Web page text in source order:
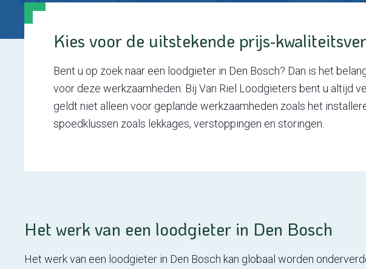
Kies voor de uitstekende prijs-
Bent u op zoek naar een loodgieter in Den Bosch? Dan is het
voor deze werkzaamheden. Bij Van Riel Loodgieters bent u altijd
geldt niet alleen voor geplande werkzaamheden zoals het
spoedklussen zoals lekkages, verstoppingen en storingen.
Het werk van een loodgieter in Den Bosch
Het werk van een loodgieter in Den Bosch kan globaal worden